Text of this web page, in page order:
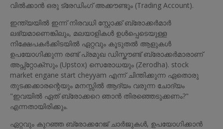
വിൽക്കാൻ ഒരു ട്രേഡിംഗ് അക്കൗണ്ടും (Trading Account).
ഇന്ത്യയിൽ ഇന്ന് നിരവധി സ്റ്റോക്ക് ബ്രോക്കർമാർ
ലഭ്യമാണെങ്കിലും, മലയാളികൾ ഉൾപ്പെടെയുള്ള
നിക്ഷേപകർക്കിടയിൽ ഏറ്റവും കൂടുതൽ ആളുകൾ
ഉപയോഗിക്കുന്ന രണ്ട് പ്രമുഖ ഡിസ്കൗണ്ട് ബ്രോക്കർമാരാണ്
അപ്സ്റ്റോക്സും (Upstox) സെരോധയും (Zerodha). stock
market engane start cheyyam എന്ന് ചിന്തിക്കുന്ന ഏതൊരു
തുടക്കക്കാരന്റെയും മനസ്സിൽ ആദ്യം വരുന്ന ചോദ്യം
"ഇവയിൽ ഏത് ബ്രോക്കറെ ഞാൻ തിരഞ്ഞെടുക്കണം?"
എന്നതായിരിക്കും.
ഏറ്റവും കുറഞ്ഞ ബ്രോക്കറേജ് ചാർജുകൾ, ഉപയോഗിക്കാൻ